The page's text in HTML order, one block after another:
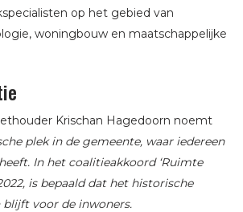
op het gebied van
woningbouw en maatschappelijke
Krischan Hagedoorn noemt
plek in de gemeente, waar iedereen
In het coalitieakkoord ‘Ruimte
is bepaald dat het historische
voor de inwoners.